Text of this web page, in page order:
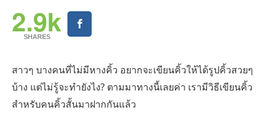
2.9k
SHARES
สาวๆ บางคนที่ไม่มีหางคิ้ว อยากจะเขียนคิ้วให้ได้รูปคิ้วสวยๆ
บ้าง แต่ไม่รู้จะทำยังไง? ตามมาทางนี้เลยค่า เรามีวิธีเขียนคิ้ว
สำหรับคนคิ้วสั้นมาฝากกันแล้ว